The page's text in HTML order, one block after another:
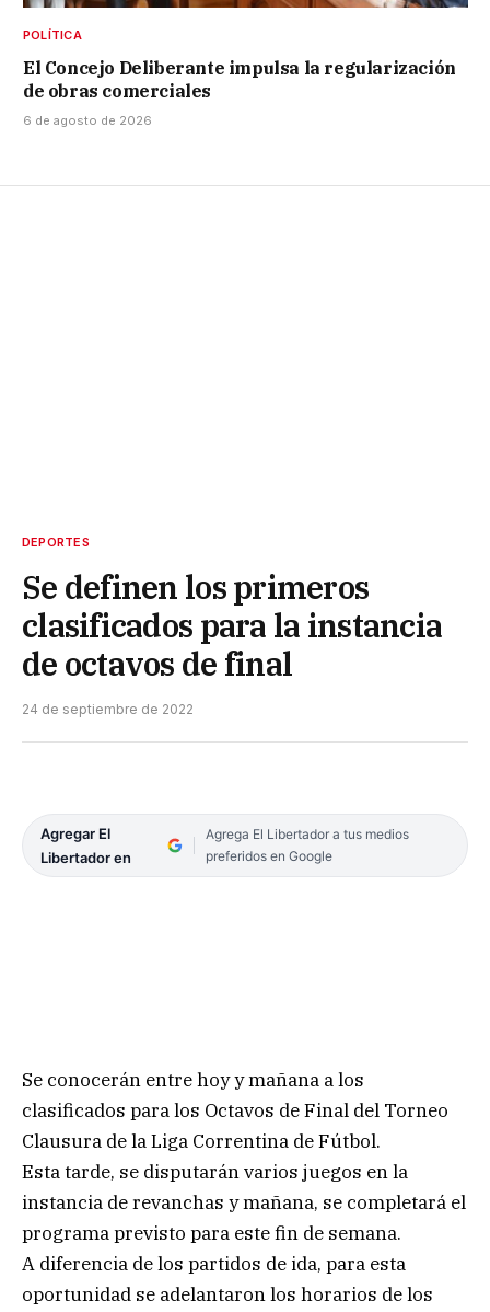
POLÍTICA
El Concejo Deliberante impulsa la regularización
de obras comerciales
6 de agosto de 2026
DEPORTES
Se definen los primeros
clasificados para la instancia
de octavos de final
24 de septiembre de 2022
Agregar El
Libertador en
Agrega El Libertador a tus medios
preferidos en Google
Se conocerán entre hoy y mañana a los
clasificados para los Octavos de Final del Torneo
Clausura de la Liga Correntina de Fútbol.
Esta tarde, se disputarán varios juegos en la
instancia de revanchas y mañana, se completará el
programa previsto para este fin de semana.
A diferencia de los partidos de ida, para esta
oportunidad se adelantaron los horarios de los